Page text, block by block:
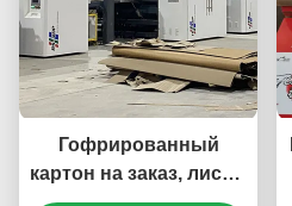
Гофрированный
картон на заказ, листы
гофрокартона,